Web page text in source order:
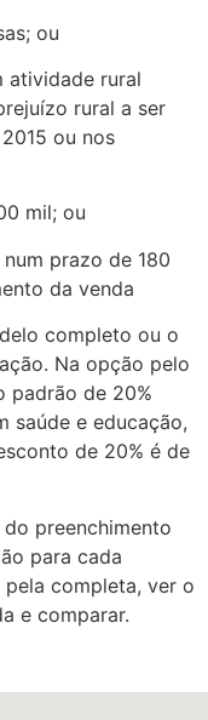
ou
atividade rural
rural a ser
ou nos
mil; ou
prazo de 180
da venda
completo ou o
Na opção pelo
padrão de 20%
saúde e educação,
de 20% é de
preenchimento
para cada
completa, ver o
e comparar.